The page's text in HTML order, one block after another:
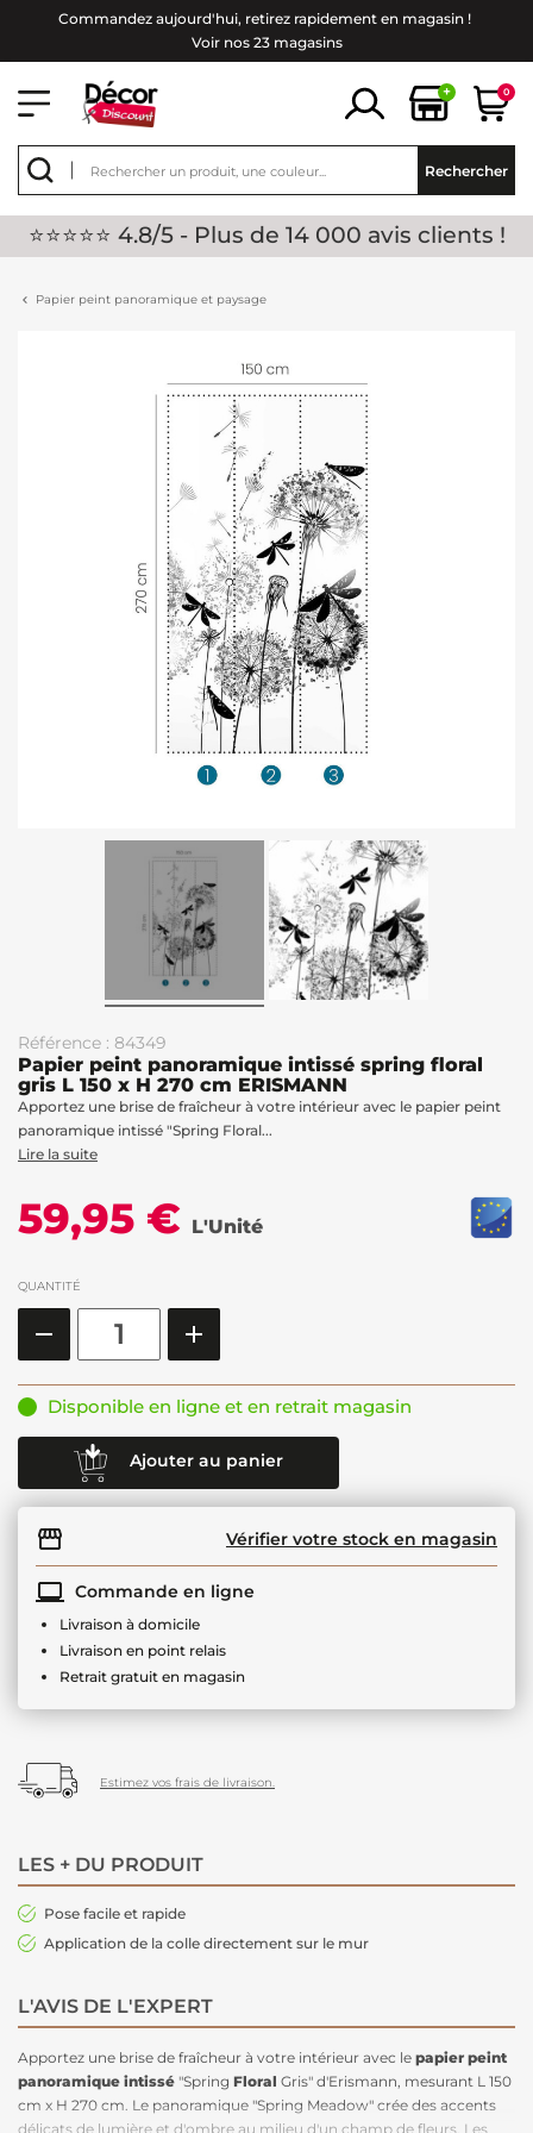
Commandez aujourd'hui, retirez rapidement en magasin !
Voir nos 23 magasins
+ 0
Rechercher
⭐⭐⭐⭐⭐ 4.8/5 - Plus de 14 000 avis clients !
Papier peint panoramique et paysage
Référence : 84349
Papier peint panoramique intissé spring floral
gris L 150 x H 270 cm ERISMANN
Apportez une brise de fraîcheur à votre intérieur avec le papier peint
panoramique intissé "Spring Floral...
Lire la suite
59,95 € L'Unité
QUANTITÉ
Disponible en ligne et en retrait magasin
Ajouter au panier
Vérifier votre stock en magasin
Commande en ligne
Livraison à domicile
Livraison en point relais
Retrait gratuit en magasin
Estimez vos frais de livraison.
LES + DU PRODUIT
Pose facile et rapide
Application de la colle directement sur le mur
L'AVIS DE L'EXPERT
Apportez une brise de fraîcheur à votre intérieur avec le papier peint
panoramique intissé "Spring Floral Gris" d'Erismann, mesurant L 150
cm x H 270 cm. Le panoramique "Spring Meadow" crée des accents
délicats de lumière et d'ombre au milieu d'un champ de fleurs. Les